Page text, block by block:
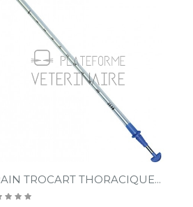
TROCART THORACIQUE...